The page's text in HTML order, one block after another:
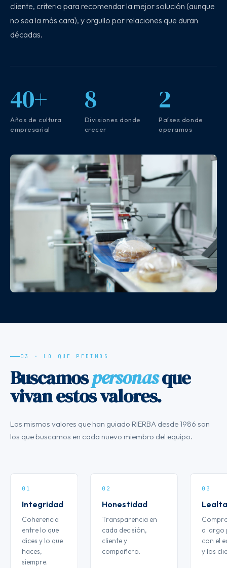
cliente, criterio para recomendar la mejor solución (aunque
no sea la más cara), y orgullo por relaciones que duran
décadas.
40+
Años de cultura
empresarial
8
Divisiones donde
crecer
2
Países donde
operamos
03 · LO QUE PEDIMOS
Buscamospersonasque
vivan estos valores.
Los mismos valores que han guiado RIERBA desde 1986 son
los que buscamos en cada nuevo miembro del equipo.
01
Integridad
Coherencia
entre lo que
dices y lo que
haces,
siempre.
02
Honestidad
Transparencia en
cada decisión,
cliente y
compañero.
03
a largo
con el
y los